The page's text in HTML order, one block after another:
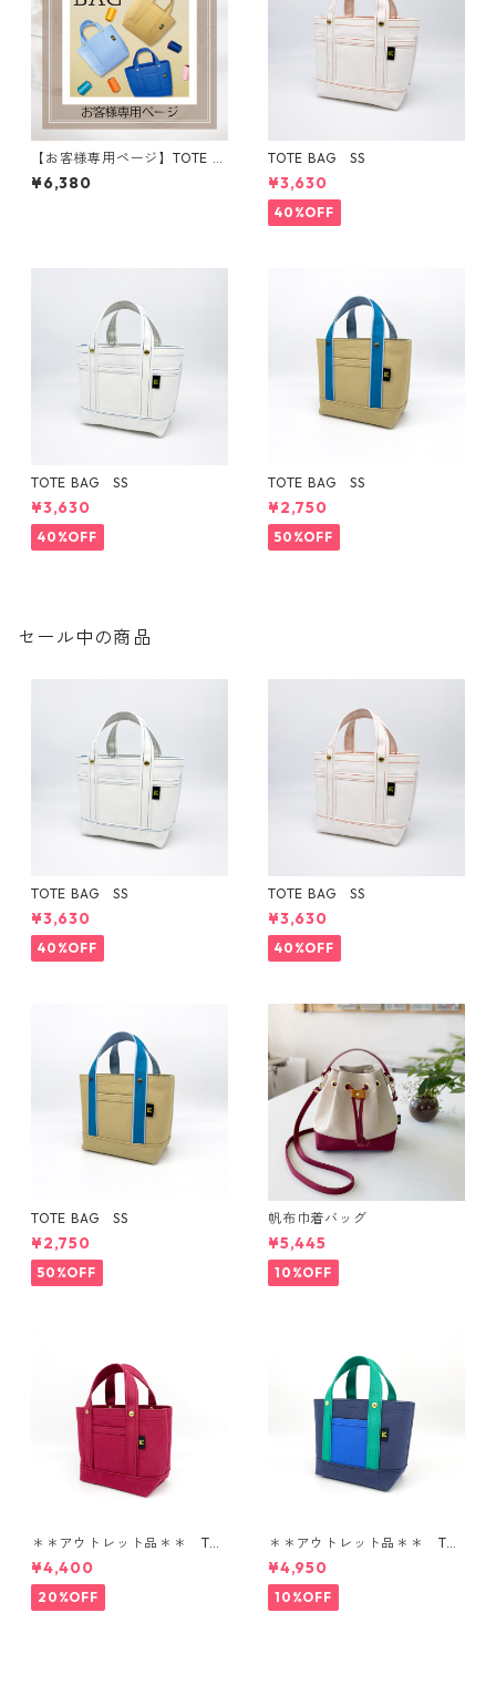
【お客様専用ページ】TOTE B
AG SS
¥6,380
TOTE BAG SS
¥3,630
40%OFF
TOTE BAG SS
¥3,630
40%OFF
TOTE BAG SS
¥2,750
50%OFF
セール中の商品
TOTE BAG SS
¥3,630
40%OFF
TOTE BAG SS
¥3,630
40%OFF
TOTE BAG SS
¥2,750
50%OFF
帆布巾着バッグ
¥5,445
10%OFF
＊＊アウトレット品＊＊ TOT
E BAG SS
¥4,400
20%OFF
＊＊アウトレット品＊＊ TOT
E BAG SS
¥4,950
10%OFF